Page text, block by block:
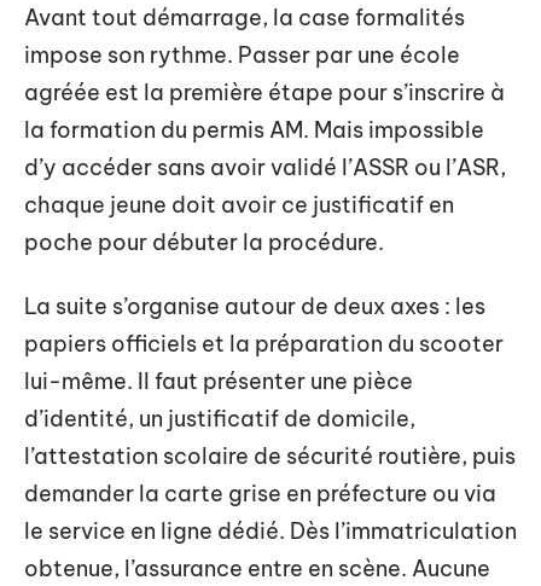
Avant tout démarrage, la case formalités
impose son rythme. Passer par une école
agréée est la première étape pour s’inscrire à
la formation du permis AM. Mais impossible
d’y accéder sans avoir validé l’ASSR ou l’ASR,
chaque jeune doit avoir ce justificatif en
poche pour débuter la procédure.
La suite s’organise autour de deux axes : les
papiers officiels et la préparation du scooter
lui-même. Il faut présenter une pièce
d’identité, un justificatif de domicile,
l’attestation scolaire de sécurité routière, puis
demander la carte grise en préfecture ou via
le service en ligne dédié. Dès l’immatriculation
obtenue, l’assurance entre en scène. Aucune